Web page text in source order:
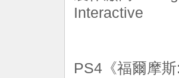
Interactive
PS4《福爾摩